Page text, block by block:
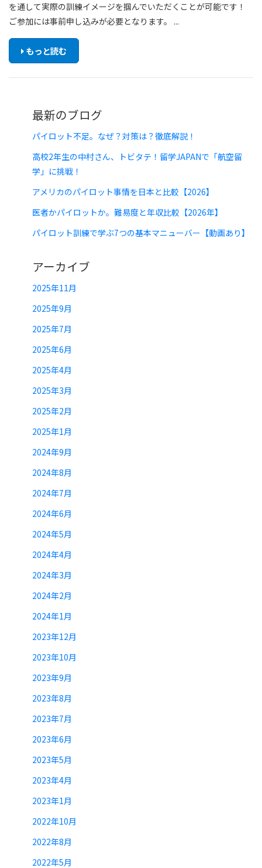
を通して実際の訓練イメージを掴んでいただくことが可能です！
ご参加には事前申し込みが必要となります。 ...
もっと読む
最新のブログ
パイロット不足。なぜ？対策は？徹底解説！
高校2年生の中村さん、トビタテ！留学JAPANで「航空留
学」に挑戦！
アメリカのパイロット事情を日本と比較【2026】
医者かパイロットか。難易度と年収比較【2026年】
パイロット訓練で学ぶ7つの基本マニューバー【動画あり】
アーカイブ
2025年11月
2025年9月
2025年7月
2025年6月
2025年4月
2025年3月
2025年2月
2025年1月
2024年9月
2024年8月
2024年7月
2024年6月
2024年5月
2024年4月
2024年3月
2024年2月
2024年1月
2023年12月
2023年10月
2023年9月
2023年8月
2023年7月
2023年6月
2023年5月
2023年4月
2023年1月
2022年10月
2022年8月
2022年5月